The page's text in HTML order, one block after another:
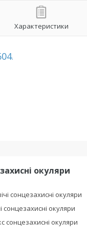
Характеристики
.
окуляри
сонцезахисні окуляри
сонцезахисні окуляри
сонцезахисні окуляри